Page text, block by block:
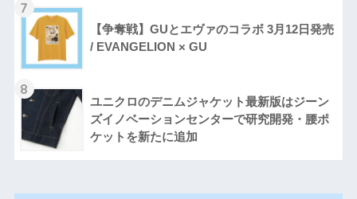
7
【争奪戦】GUとエヴァのコラボ 3月12日発売
/ EVANGELION × GU
8
ユニクロのデニムジャケット最新版はジーン
ズイノベーションセンターで研究開発・腰ポ
ケットを新たに追加